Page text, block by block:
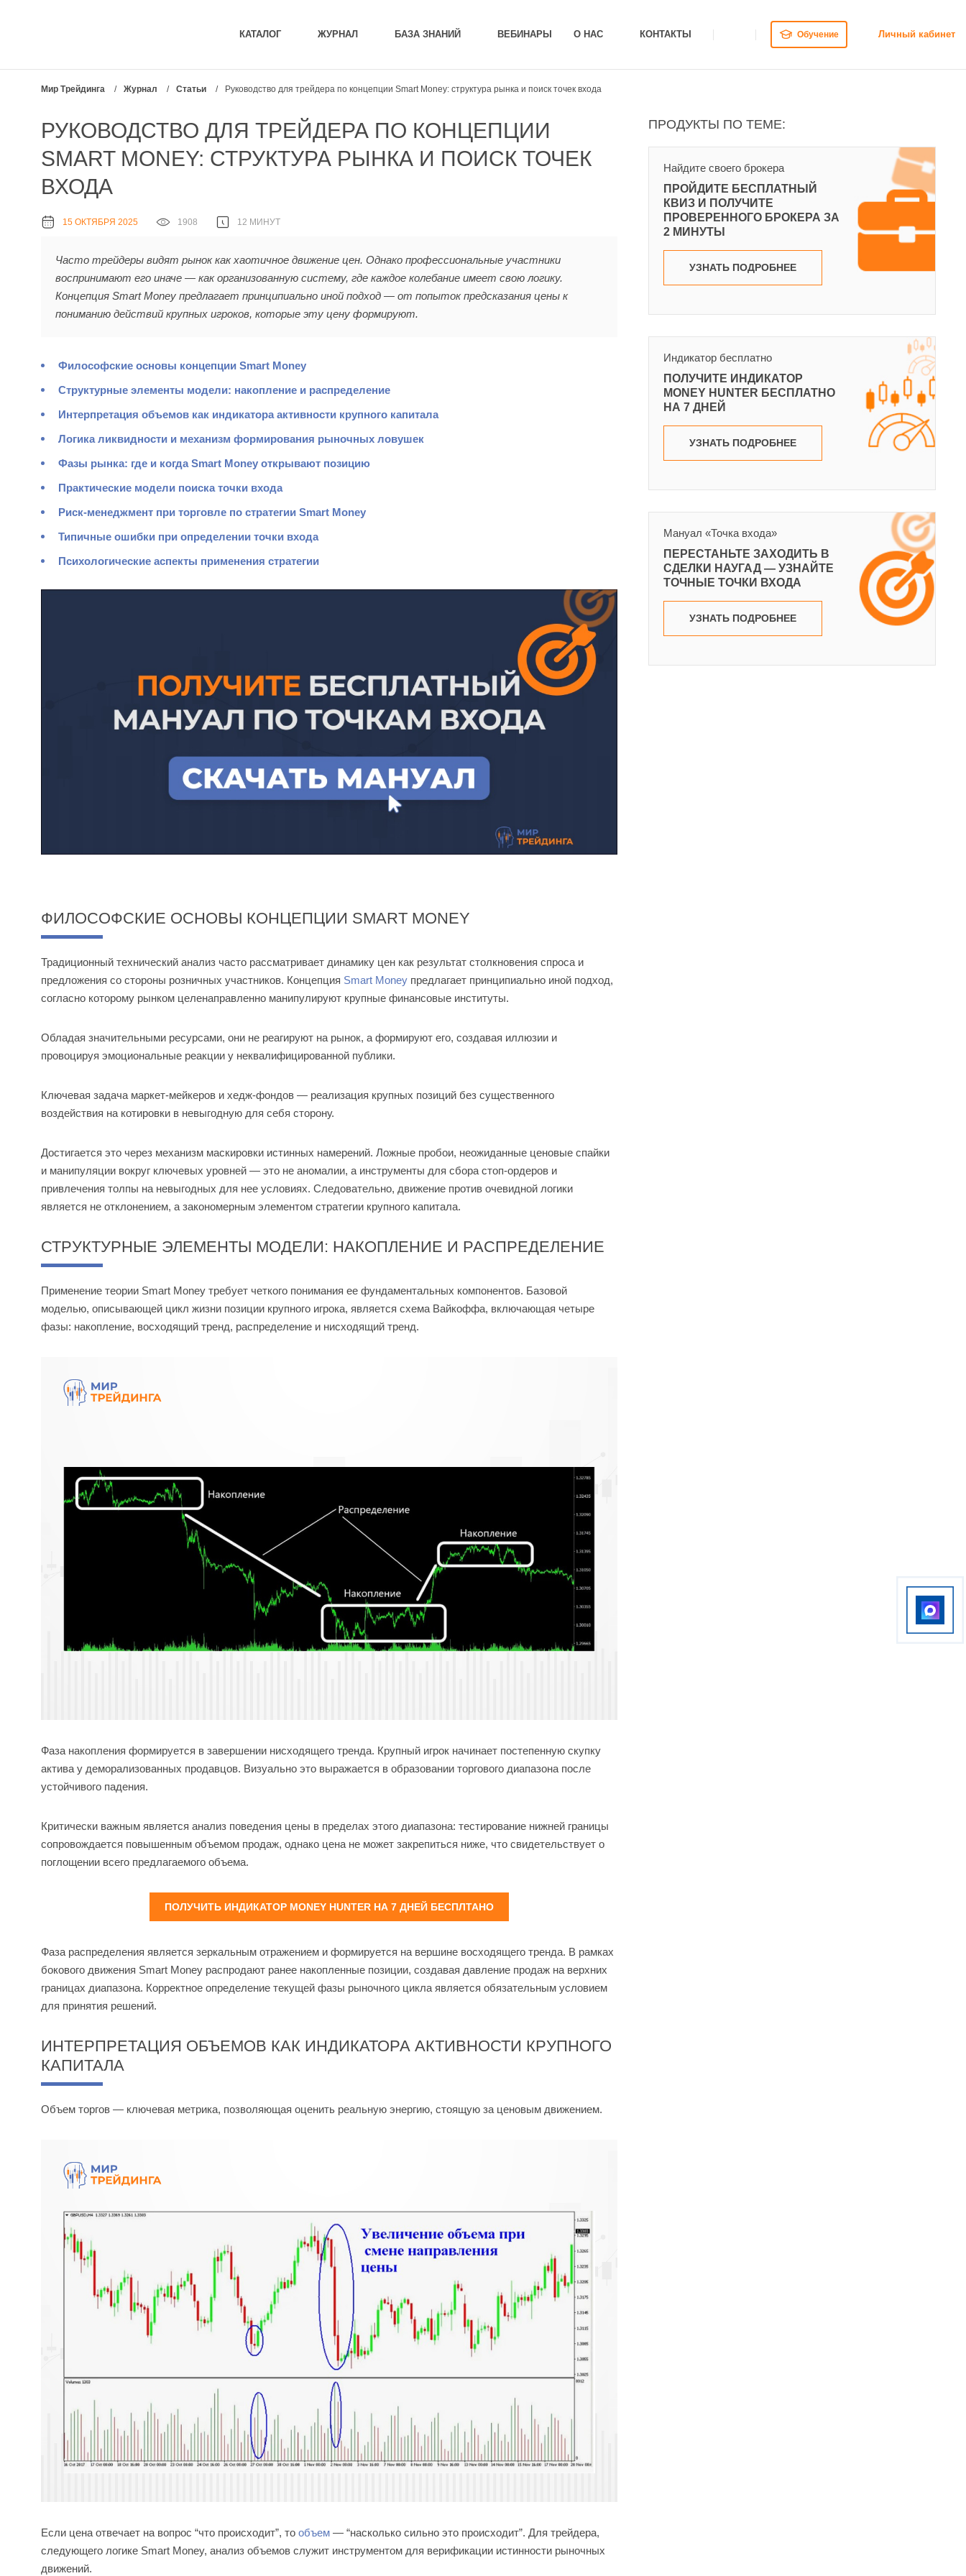
КАТАЛОГ ЖУРНАЛ БАЗА ЗНАНИЙ ВЕБИНАРЫ О НАС КОНТАКТЫ Обучение Личный кабинет
Мир Трейдинга / Журнал / Статьи / Руководство для трейдера по концепции Smart Money: структура рынка и поиск точек входа
РУКОВОДСТВО ДЛЯ ТРЕЙДЕРА ПО КОНЦЕПЦИИ
SMART MONEY: СТРУКТУРА РЫНКА И ПОИСК ТОЧЕК
ВХОДА
15 ОКТЯБРЯ 2025 1908 12 МИНУТ
Часто трейдеры видят рынок как хаотичное движение цен. Однако профессиональные участники
воспринимают его иначе — как организованную систему, где каждое колебание имеет свою логику.
Концепция Smart Money предлагает принципиально иной подход — от попыток предсказания цены к
пониманию действий крупных игроков, которые эту цену формируют.
Философские основы концепции Smart Money
Структурные элементы модели: накопление и распределение
Интерпретация объемов как индикатора активности крупного капитала
Логика ликвидности и механизм формирования рыночных ловушек
Фазы рынка: где и когда Smart Money открывают позицию
Практические модели поиска точки входа
Риск-менеджмент при торговле по стратегии Smart Money
Типичные ошибки при определении точки входа
Психологические аспекты применения стратегии
ФИЛОСОФСКИЕ ОСНОВЫ КОНЦЕПЦИИ SMART MONEY
Традиционный технический анализ часто рассматривает динамику цен как результат столкновения спроса и
предложения со стороны розничных участников. Концепция Smart Money предлагает принципиально иной подход,
согласно которому рынком целенаправленно манипулируют крупные финансовые институты.
Обладая значительными ресурсами, они не реагируют на рынок, а формируют его, создавая иллюзии и
провоцируя эмоциональные реакции у неквалифицированной публики.
Ключевая задача маркет-мейкеров и хедж-фондов — реализация крупных позиций без существенного
воздействия на котировки в невыгодную для себя сторону.
Достигается это через механизм маскировки истинных намерений. Ложные пробои, неожиданные ценовые спайки
и манипуляции вокруг ключевых уровней — это не аномалии, а инструменты для сбора стоп-ордеров и
привлечения толпы на невыгодных для нее условиях. Следовательно, движение против очевидной логики
является не отклонением, а закономерным элементом стратегии крупного капитала.
СТРУКТУРНЫЕ ЭЛЕМЕНТЫ МОДЕЛИ: НАКОПЛЕНИЕ И РАСПРЕДЕЛЕНИЕ
Применение теории Smart Money требует четкого понимания ее фундаментальных компонентов. Базовой
моделью, описывающей цикл жизни позиции крупного игрока, является схема Вайкоффа, включающая четыре
фазы: накопление, восходящий тренд, распределение и нисходящий тренд.
Фаза накопления формируется в завершении нисходящего тренда. Крупный игрок начинает постепенную скупку
актива у деморализованных продавцов. Визуально это выражается в образовании торгового диапазона после
устойчивого падения.
Критически важным является анализ поведения цены в пределах этого диапазона: тестирование нижней границы
сопровождается повышенным объемом продаж, однако цена не может закрепиться ниже, что свидетельствует о
поглощении всего предлагаемого объема.
ПОЛУЧИТЬ ИНДИКАТОР MONEY HUNTER НА 7 ДНЕЙ БЕСПЛТАНО
Фаза распределения является зеркальным отражением и формируется на вершине восходящего тренда. В рамках
бокового движения Smart Money распродают ранее накопленные позиции, создавая давление продаж на верхних
границах диапазона. Корректное определение текущей фазы рыночного цикла является обязательным условием
для принятия решений.
ИНТЕРПРЕТАЦИЯ ОБЪЕМОВ КАК ИНДИКАТОРА АКТИВНОСТИ КРУПНОГО
КАПИТАЛА
Объем торгов — ключевая метрика, позволяющая оценить реальную энергию, стоящую за ценовым движением.
Если цена отвечает на вопрос “что происходит”, то объем — “насколько сильно это происходит”. Для трейдера,
следующего логике Smart Money, анализ объемов служит инструментом для верификации истинности рыночных
движений.
ПРОДУКТЫ ПО ТЕМЕ:
Найдите своего брокера
ПРОЙДИТЕ БЕСПЛАТНЫЙ
КВИЗ И ПОЛУЧИТЕ
ПРОВЕРЕННОГО БРОКЕРА ЗА
2 МИНУТЫ
УЗНАТЬ ПОДРОБНЕЕ
Индикатор бесплатно
ПОЛУЧИТЕ ИНДИКАТОР
MONEY HUNTER БЕСПЛАТНО
НА 7 ДНЕЙ
УЗНАТЬ ПОДРОБНЕЕ
Мануал «Точка входа»
ПЕРЕСТАНЬТЕ ЗАХОДИТЬ В
СДЕЛКИ НАУГАД — УЗНАЙТЕ
ТОЧНЫЕ ТОЧКИ ВХОДА
УЗНАТЬ ПОДРОБНЕЕ